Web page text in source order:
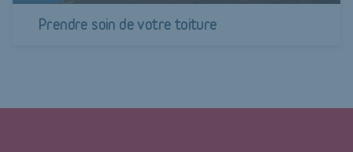
Prendre soin de votre toiture